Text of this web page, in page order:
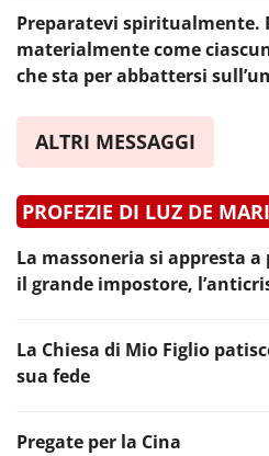
Preparatevi spiritualmente.
materialmente come
che sta per abbattersi
ALTRI MESSAGGI
PROFEZIE DI LUZ DE
La massoneria si appresta a
il grande impostore,
La Chiesa di Mio Figlio
sua fede
Pregate per la Cina